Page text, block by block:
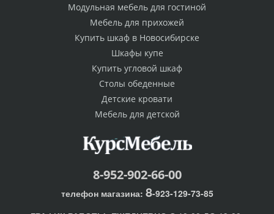
Модульная мебель для гостиной
Мебель для прихожей
Купить шкаф в Новосибирске
Шкафы купе
Купить угловой шкаф
Столы обеденные
Детские кровати
Мебель для детской
8-952-902-66-00
телефон магазина: 8-923-129-73-85